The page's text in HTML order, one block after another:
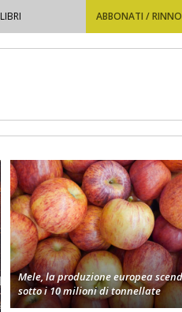
LIBRI ABBONATI /
Mele, la produzione europea
sotto i 10 milioni di tonnellate